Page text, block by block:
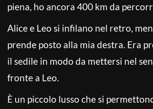
piena, ho ancora 400 km da
Alice e Leo si infilano nel retro,
prende posto alla mia destra. Era
il sedile in modo da mettersi nel
fronte a Leo.
È un piccolo lusso che si